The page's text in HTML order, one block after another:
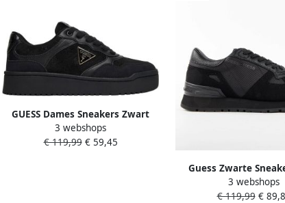
GUESS Dames Sneakers Zwart
FLFMR9ELE12 Black Miram9
3 webshops
€ 119,99€ 59,45
Guess Zwarte
Mannen Black
3 webshops
€ 119,99€